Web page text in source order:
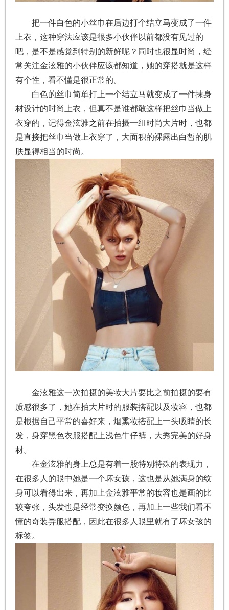
把一件白色的小丝巾在后边打个结立马变成了一件
上衣，这种穿法应该是很多小伙伴以前都没有见过的
吧，是不是感觉到特别的新鲜呢？同时也很显时尚，经
常关注金泫雅的小伙伴应该都知道，她的穿搭就是这样
有个性，看不懂是很正常的。
白色的丝巾简单打上一个结立马就变成了一件抹身
材设计的时尚上衣，但真不是谁都敢这样把丝巾当做上
衣穿的，记得金泫雅之前在拍摄一组时尚大片时，也都
是直接把丝巾当做上衣穿了，大面积的裸露出白皙的肌
肤显得相当的时尚。
金泫雅这一次拍摄的美妆大片要比之前拍摄的要有
质感很多了，她在拍大片时的服装搭配以及妆容，也都
是根据自己平常的喜好来，烟熏妆搭配上一头吸睛的长
发，身穿黑色衣服搭配上浅色牛仔裤，大秀完美的好身
材。
在金泫雅的身上总是有着一股特别特殊的表现力，
在很多人的眼中她是一个坏女孩，这也是从她满身的纹
身可以看得出来，再加上金泫雅平常的妆容也是画的比
较夸张，头发也是经常变换颜色，再加上一些我们看不
懂的奇装异服搭配，因此在很多人眼里就有了坏女孩的
标签。